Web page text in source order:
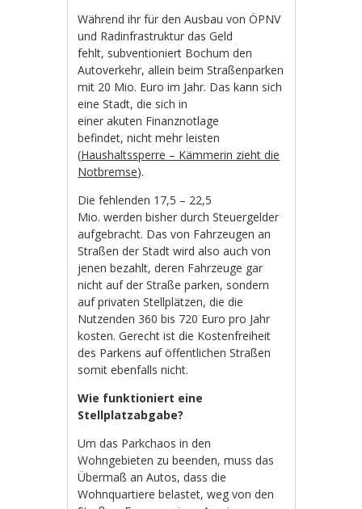
Während ihr für den Ausbau von ÖPNV
und Radinfrastruktur das Geld
fehlt, subventioniert Bochum den
Autoverkehr, allein beim Straßenparken
mit 20 Mio. Euro im Jahr. Das kann sich
eine Stadt, die sich in
einer akuten Finanznotlage
befindet, nicht mehr leisten
(Haushaltssperre – Kämmerin zieht die
Notbremse).
Die fehlenden 17,5 – 22,5
Mio. werden bisher durch Steuergelder
aufgebracht. Das von Fahrzeugen an
Straßen der Stadt wird also auch von
jenen bezahlt, deren Fahrzeuge gar
nicht auf der Straße parken, sondern
auf privaten Stellplätzen, die die
Nutzenden 360 bis 720 Euro pro Jahr
kosten. Gerecht ist die Kostenfreiheit
des Parkens auf öffentlichen Straßen
somit ebenfalls nicht.
Wie funktioniert eine
Stellplatzabgabe?
Um das Parkchaos in den
Wohngebieten zu beenden, muss das
Übermaß an Autos, dass die
Wohnquartiere belastet, weg von den